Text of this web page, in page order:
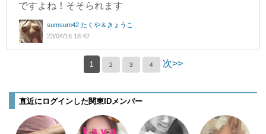
ですよね！そそられます
sumsum42 たくや＆きょうこ
23/04/16 18:42
1 2 3 4 次>>
直近にログインした関東IDメンバー